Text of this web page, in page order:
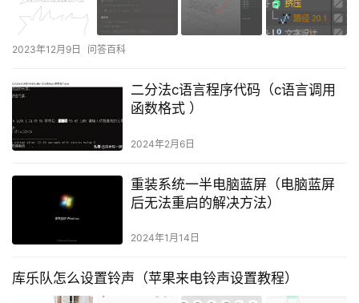
2023年12月9日 问答百科
二分法c语言程序代码（c语言调用
函数格式 ）
2024年2月6日
重装系统一半电脑蓝屏（电脑蓝屏
后无法重启的解决方法）
2024年1月14日
库乐队怎么设置铃声（苹果来电铃声设置教程）